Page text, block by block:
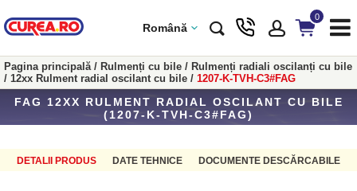
Română
0
Pagina principală/ Rulmenți cu bile / Rulmenți radiali oscilanți cu bile
/ 12xx Rulment radial oscilant cu bile / 1207-K-TVH-C3#FAG
FAG 12XX RULMENT RADIAL OSCILANT CU BILE
(1207-K-TVH-C3#FAG)
DETALII PRODUS DATE TEHNICE DOCUMENTE DESCĂRCABILE